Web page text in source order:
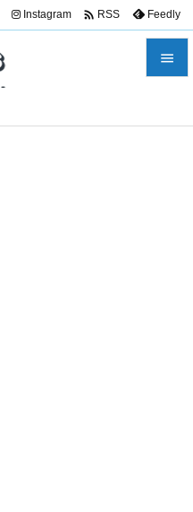

Instagram  RSS Feedly